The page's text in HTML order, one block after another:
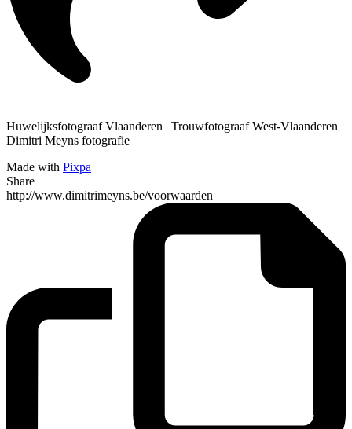
Huwelijksfotograaf Vlaanderen | Trouwfotograaf West-Vlaanderen|
Dimitri Meyns fotografie
Made with Pixpa
Share
http://www.dimitrimeyns.be/voorwaarden